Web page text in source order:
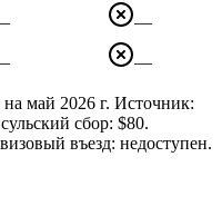
—
—
май 2026 г. Источник:
сбор: $80.
въезд: недоступен.